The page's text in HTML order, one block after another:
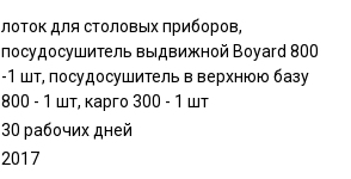
лоток для столовых приборов,
посудосушитель выдвижной Boyard 800
-1 шт, посудосушитель в верхнюю базу
800 - 1 шт, карго 300 - 1 шт
30 рабочих дней
2017